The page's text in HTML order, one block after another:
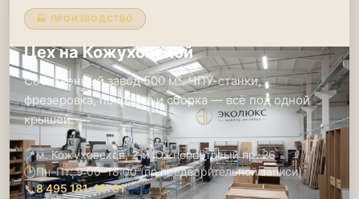
🏭 ПРОИЗВОДСТВО
Цех на Кожуховской
Собственный завод 500 м². ЧПУ-станки,
фрезеровка, покраска и сборка — всё под одной
крышей.
📍м. Кожуховская, 2-й Южнопортовый пр. 26
🕑Пн–Пт: 9:00–18:00 (по предварительной записи)
📞8 495 181-19-91